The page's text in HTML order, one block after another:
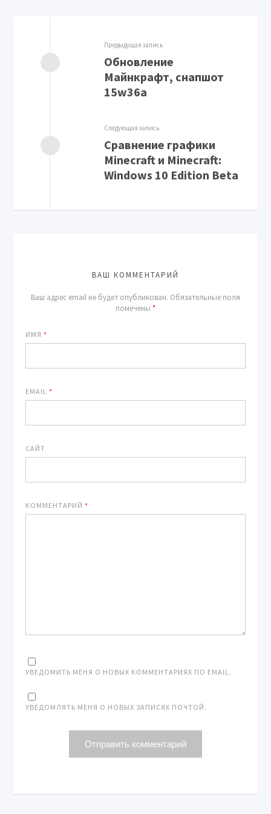
Предыдущая запись
Обновление
Майнкрафт, снапшот
15w36a
Следующая запись
Сравнение графики
Minecraft и Minecraft:
Windows 10 Edition Beta
ВАШ КОММЕНТАРИЙ
Ваш адрес email не будет опубликован. Обязательные поля
помечены *
ИМЯ*
EMAIL*
САЙТ
КОММЕНТАРИЙ*
УВЕДОМИТЬ МЕНЯ О НОВЫХ КОММЕНТАРИЯХ ПО EMAIL.
УВЕДОМЛЯТЬ МЕНЯ О НОВЫХ ЗАПИСЯХ ПОЧТОЙ.